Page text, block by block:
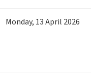
Monday, 13April 2026